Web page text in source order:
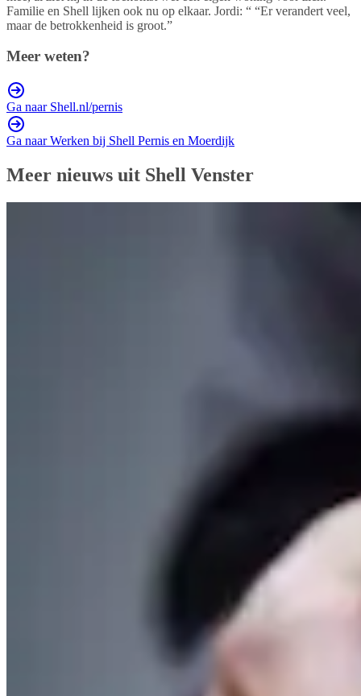
Familie en Shell lijken ook nu op elkaar. Jordi: “ “Er verandert veel,
maar de betrokkenheid is groot.”
Meer weten?
Ga naar Shell.nl/pernis
Ga naar Werken bij Shell Pernis en Moerdijk
Meer nieuws uit Shell Venster